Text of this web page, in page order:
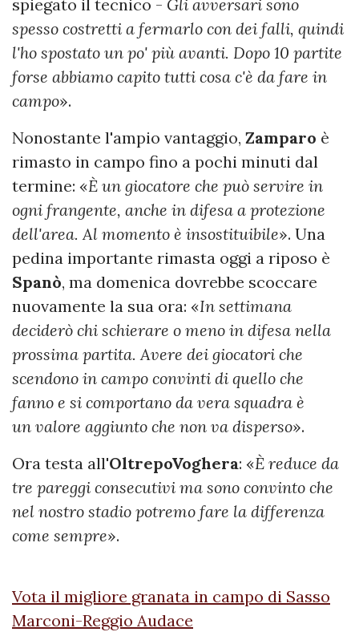
spiegato il tecnico - Gli avversari sono
spesso costretti a fermarlo con dei falli, quindi
l'ho spostato un po' più avanti. Dopo 10 partite
forse abbiamo capito tutti cosa c'è da fare in
campo».
Nonostante l'ampio vantaggio, Zamparo è
rimasto in campo fino a pochi minuti dal
termine: «È un giocatore che può servire in
ogni frangente, anche in difesa a protezione
dell'area. Al momento è insostituibile». Una
pedina importante rimasta oggi a riposo è
Spanò, ma domenica dovrebbe scoccare
nuovamente la sua ora: «In settimana
deciderò chi schierare o meno in difesa nella
prossima partita. Avere dei giocatori che
scendono in campo convinti di quello che
fanno e si comportano da vera squadra è
un valore aggiunto che non va disperso».
Ora testa all'OltrepoVoghera: «È reduce da
tre pareggi consecutivi ma sono convinto che
nel nostro stadio potremo fare la differenza
come sempre».
Vota il migliore granata in campo di Sasso
Marconi-Reggio Audace